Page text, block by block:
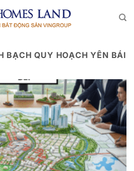
BẠCH QUY HOẠCH YÊN BÁI